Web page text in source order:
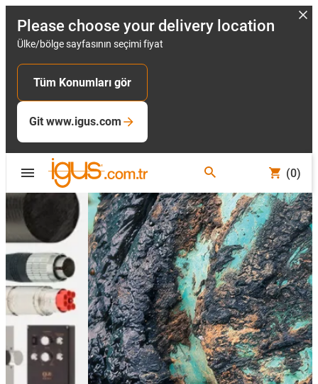
Please choose your delivery location
Ülke/bölge sayfasının seçimi fiyat
Tüm Konumları gör
Git www.igus.com
(0)
Slide 2 (2 / 5)